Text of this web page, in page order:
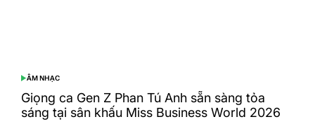
POSTED
IN
ÂM NHẠC
Giọng ca Gen Z Phan Tú Anh sẵn sàng tỏa
sáng tại sân khấu Miss Business World 2026